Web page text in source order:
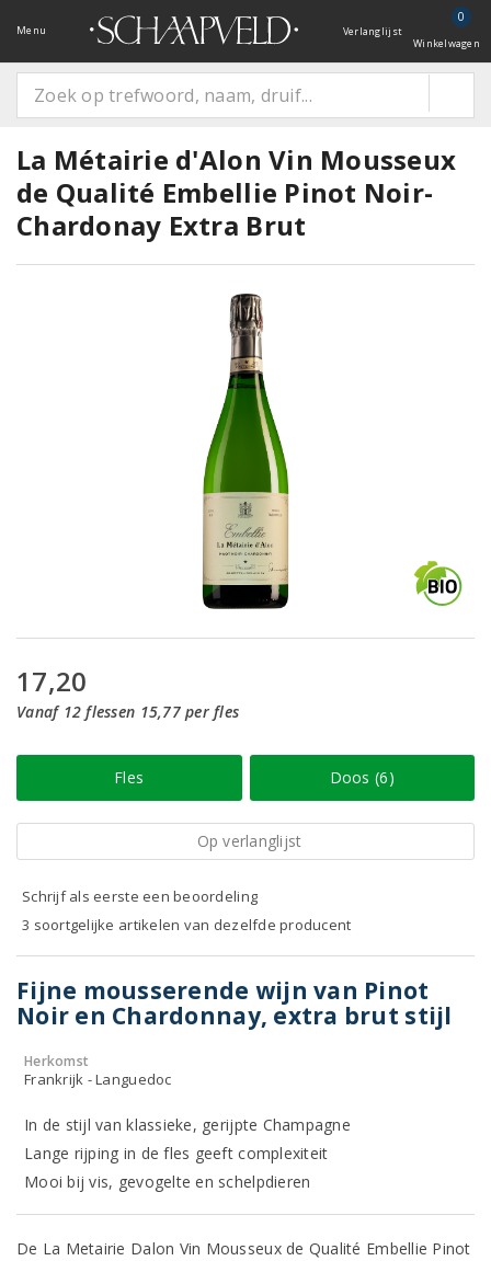
Menu Verlanglijst
0
Winkelwagen
La Métairie d'Alon Vin Mousseux
de Qualité Embellie Pinot Noir-
Chardonay Extra Brut
17,20
Vanaf 12 flessen 15,77 per fles
Fles Doos (6)
Op verlanglijst
Schrijf als eerste een beoordeling
3 soortgelijke artikelen van dezelfde producent
Fijne mousserende wijn van Pinot
Noir en Chardonnay, extra brut stijl
Herkomst
Frankrijk - Languedoc
In de stijl van klassieke, gerijpte Champagne
Lange rijping in de fles geeft complexiteit
Mooi bij vis, gevogelte en schelpdieren
De La Metairie Dalon Vin Mousseux de Qualité Embellie Pinot